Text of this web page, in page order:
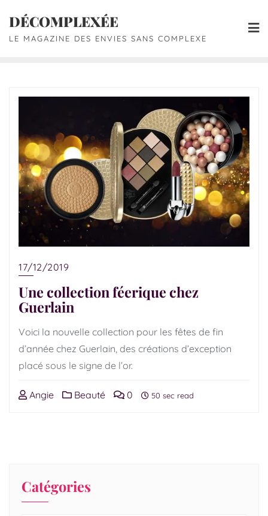
DÉCOMPLEXÉE
LE MAGAZINE DES ENVIES SANS COMPLEXE
17/12/2019
Une collection féerique chez
Guerlain
Voici la nouvelle collection pour les fêtes de fin
d’année chez Guerlain, des créations d’exception
placé sous le signe de l’or.
Angie Beauté 0 50 sec read
Catégories